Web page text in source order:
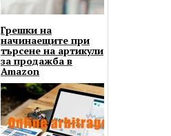
Грешки на
начинаещите при
търсене на артикули
за продажба в
Amazon